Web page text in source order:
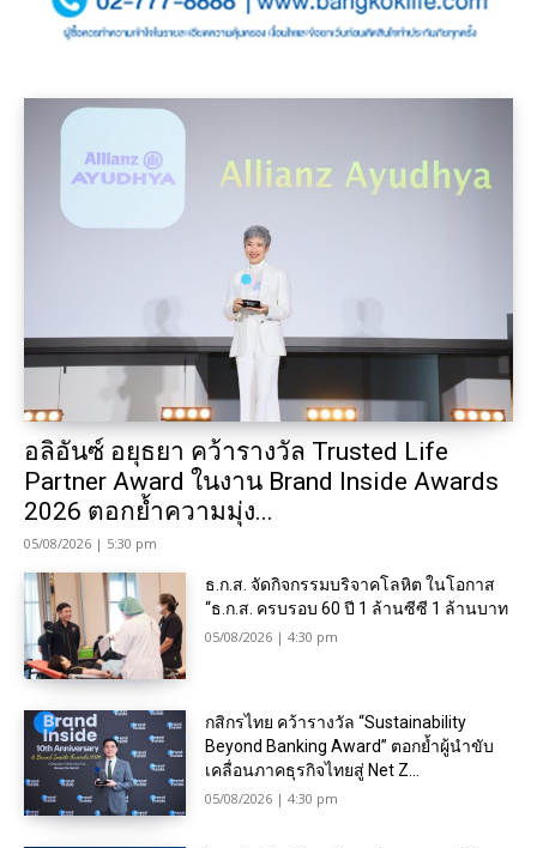
อลิอันซ์ อยุธยา คว้ารางวัล Trusted Life
Partner Award ในงาน Brand Inside Awards
2026 ตอกย้ำความมุ่ง...
05/08/2026 | 5:30 pm
ธ.ก.ส. จัดกิจกรรมบริจาคโลหิต ในโอกาส
“ธ.ก.ส. ครบรอบ 60 ปี 1 ล้านซีซี 1 ล้านบาท
05/08/2026 | 4:30 pm
กสิกรไทย คว้ารางวัล “Sustainability
Beyond Banking Award” ตอกย้ำผู้นำขับ
เคลื่อนภาคธุรกิจไทยสู่ Net Z...
05/08/2026 | 4:30 pm